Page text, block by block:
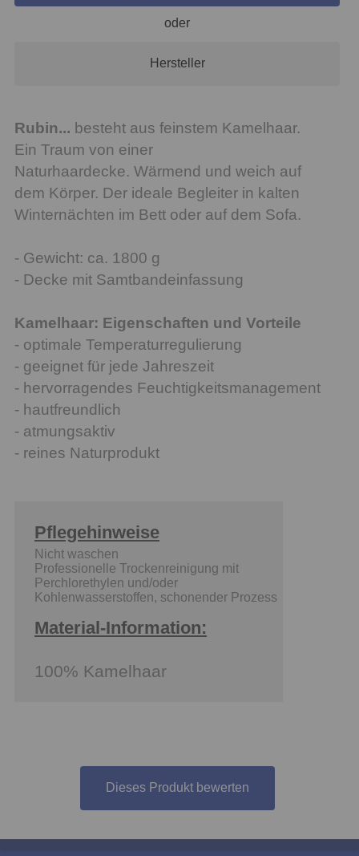
oder
Hersteller
Rubin... besteht aus feinstem Kamelhaar.
Ein Traum von einer
Naturhaardecke. Wärmend und weich auf
dem Körper. Der ideale Begleiter in kalten
Winternächten im Bett oder auf dem Sofa.
- Gewicht: ca. 1800 g
- Decke mit Samtbandeinfassung
Kamelhaar: Eigenschaften und Vorteile
- optimale Temperaturregulierung
- geeignet für jede Jahreszeit
- hervorragendes Feuchtigkeitsmanagement
- hautfreundlich
- atmungsaktiv
- reines Naturprodukt
Pflegehinweise
Nicht waschen
Professionelle Trockenreinigung mit
Perchlorethylen und/oder
Kohlenwasserstoffen, schonender Prozess
Material-Information:
100% Kamelhaar
Dieses Produkt bewerten